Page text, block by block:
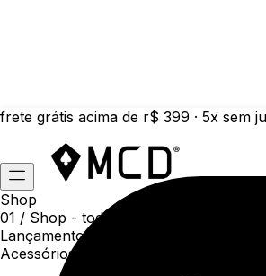
frete grátis acima de r$ 399 · 5x sem
Shop
01 / Shop - todas as categorias da
Lançamentos da semana
Acessórios